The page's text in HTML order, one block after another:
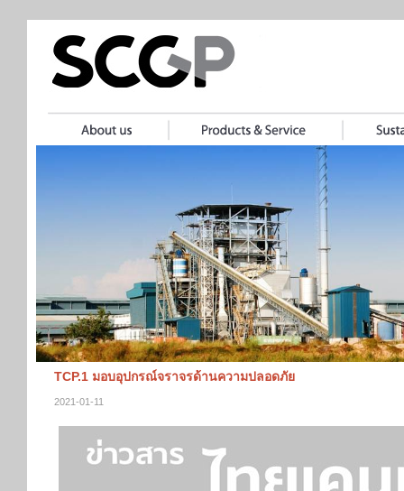
TCP.1 มอบอุปกรณ์จราจรด้านความปลอดภัย
2021-01-11